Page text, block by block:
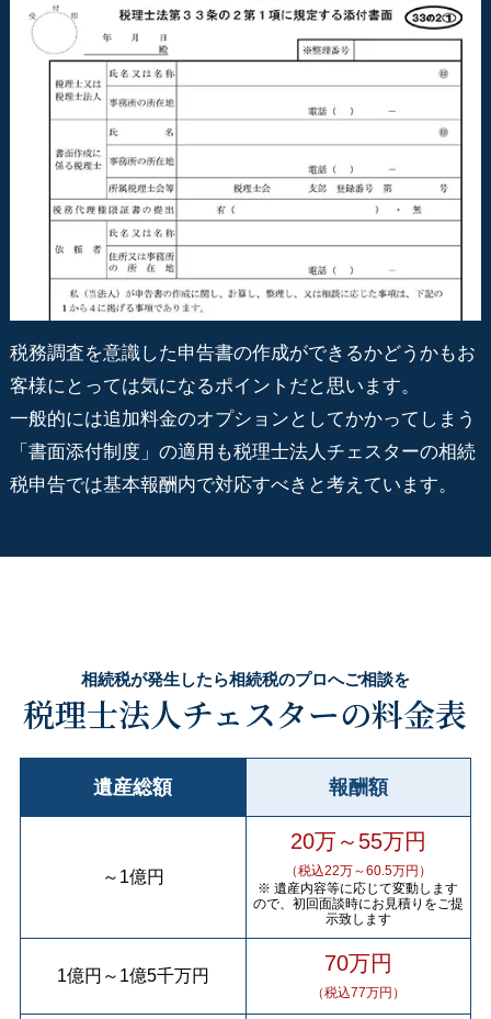
税務調査を意識した申告書の作成ができるかどうかもお
客様にとっては気になるポイントだと思います。
一般的には追加料金のオプションとしてかかってしまう
「書面添付制度」の適用も税理士法人チェスターの相続
税申告では基本報酬内で対応すべきと考えています。
相続税が発生したら相続税のプロへご相談を
税理士法人チェスターの料金表
遺産総額 報酬額
～ 1億円
20万～55万円
（税込22万～60.5万円）
※ 遺産内容等に応じて変動します
ので、初回面談時にお見積りをご提
示致します
1億円 ～ 1億5千万円 70万円
（税込77万円）